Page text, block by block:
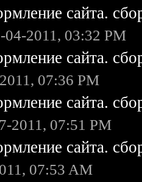
сайта.
04-2011, 03:32 PM
сайта.
07:36 PM
сайта.
2011, 07:51 PM
сайта.
07:53 AM